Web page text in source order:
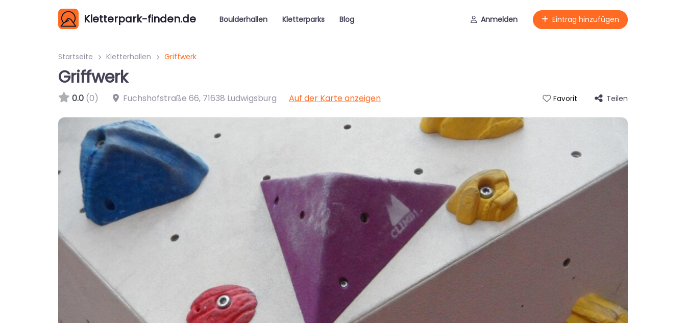
Kletterpark-finden.de Boulderhallen Kletterparks Blog Anmelden Eintrag hinzufügen
Startseite Kletterhallen Griffwerk
Griffwerk
0.0 (0) Fuchshofstraße 66, 71638 Ludwigsburg Auf der Karte anzeigen Favorit Teilen